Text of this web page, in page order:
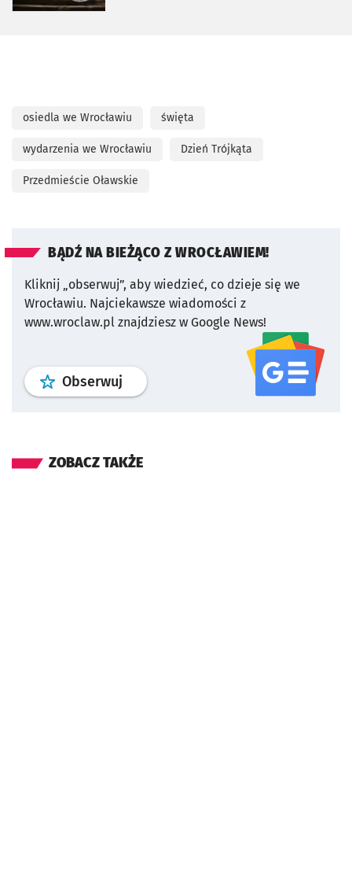
osiedla we Wrocławiu święta
wydarzenia we Wrocławiu Dzień Trójkąta
Przedmieście Oławskie
BĄDŹ NA BIEŻĄCO Z WROCŁAWIEM!
Kliknij „obserwuj”, aby wiedzieć, co dzieje się we
Wrocławiu. Najciekawsze wiadomości z
www.wroclaw.pl znajdziesz w Google News!
Obserwuj profil serwisu
ZOBACZ TAKŻE